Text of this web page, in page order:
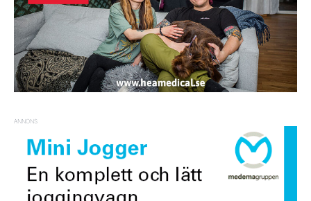
ANNONS